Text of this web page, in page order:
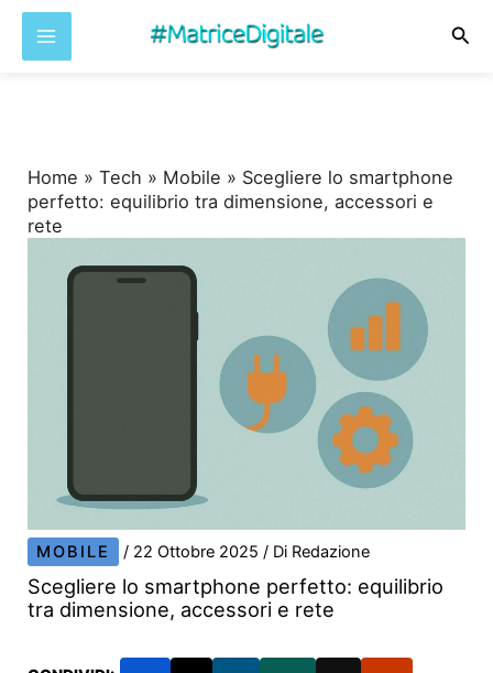
Home »Tech » Mobile » Scegliere lo smartphone
perfetto: equilibrio tra dimensione, accessori e
rete
MOBILE / 22 Ottobre 2025/ Di Redazione
Scegliere lo smartphone perfetto: equilibrio
tra dimensione, accessori e rete